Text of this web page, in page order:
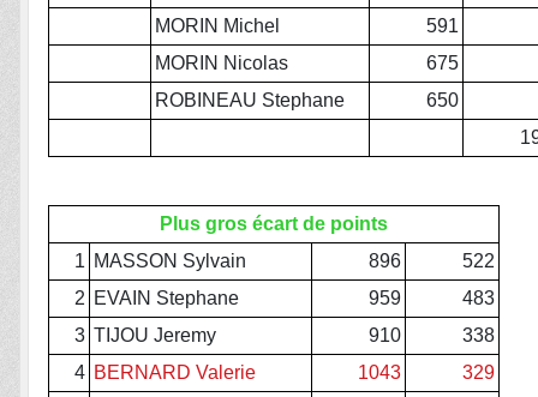
MORIN Michel
591
MORIN Nicolas
675
ROBINEAU Stephane
650
Plus gros écart de points
1 MASSON Sylvain 896
522
2 EVAIN Stephane 959
483
3 TIJOU Jeremy 910
338
4 BERNARD Valerie 1043
329